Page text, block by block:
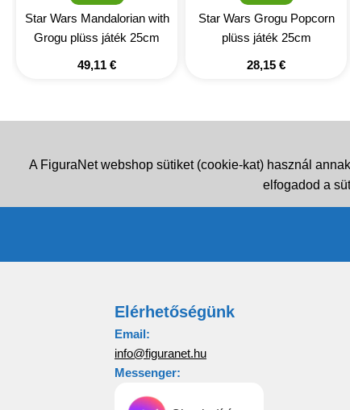
Star Wars Mandalorian with
Grogu plüss játék 25cm
49,11 €
Star Wars Grogu Popcorn
plüss játék 25cm
28,15 €
A FiguraNet webshop sütiket (cookie-kat) használ
elfogadod a
Elérhetőségünk
Email:
info@figuranet.hu
Messenger: